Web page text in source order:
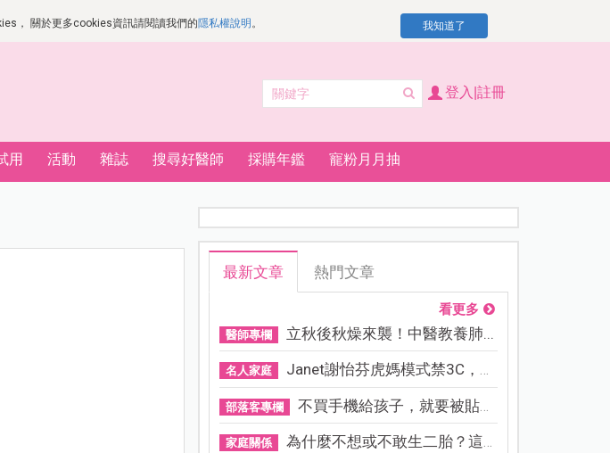
， 關於更多cookies資訊請閱讀我們的隱私權說明 。 我知道了
登入|註冊
用 活動 雜誌 搜尋好醫師 採購年鑑 寵粉月月抽
最新文章 熱門文章
看更多
醫師專欄 立秋後秋燥來襲！中醫教養肺...
名人家庭 Janet謝怡芬虎媽模式禁3C，看...
部落客專欄 不買手機給孩子，就要被貼「...
家庭關係 為什麼不想或不敢生二胎？這8...